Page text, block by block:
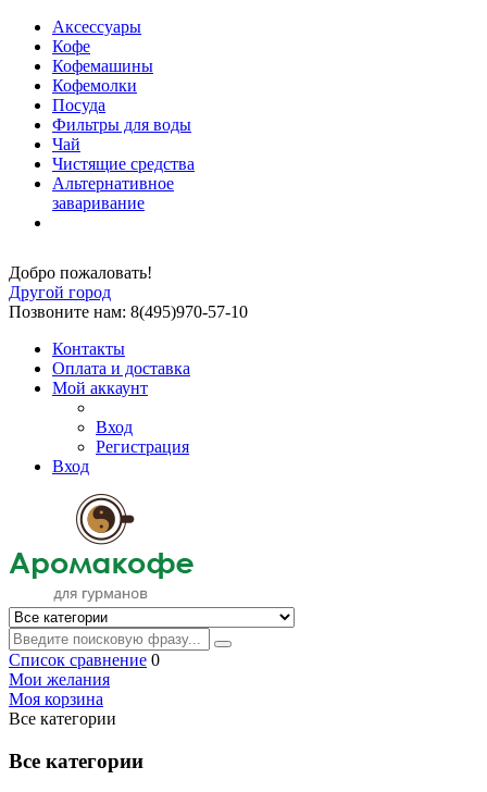
Аксессуары
Кофе
Кофемашины
Кофемолки
Посуда
Фильтры для воды
Чай
Чистящие средства
Альтернативное
заваривание
Добро пожаловать!
Другой город
Позвоните нам: 8(495)970-57-10
Контакты
Оплата и доставка
Мой аккаунт
Вход
Регистрация
Вход
Список сравнение 0
Мои желания
Моя корзина
Все категории
Все категории